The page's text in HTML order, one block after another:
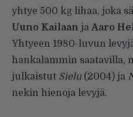
yhtye 500 kg lihaa, joka
Uuno Kailaan ja Aaro
Yhtyeen 1980-luvun
hankalammin saatavilla,
julkaistut Sielu(2004) ja
nekin hienoja levyjä.